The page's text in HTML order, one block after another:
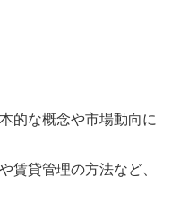
的な概念や市場動向に
賃貸管理の方法など、